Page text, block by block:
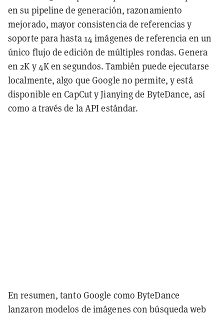
en su pipeline de generación, razonamiento
mejorado, mayor consistencia de referencias y
soporte para hasta 14 imágenes de referencia en un
único flujo de edición de múltiples rondas. Genera
en 2K y 4K en segundos. También puede ejecutarse
localmente, algo que Google no permite, y está
disponible en CapCut y Jianying de ByteDance, así
como a través de la API estándar.
En resumen, tanto Google como ByteDance
lanzaron modelos de imágenes con búsqueda web